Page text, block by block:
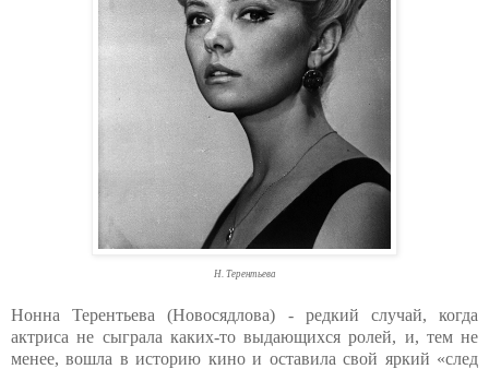
Н. Терентьева
Нонна Терентьева (Новосядлова) - редкий случай, когда
актриса не сыграла каких-то выдающихся ролей, и, тем не
менее, вошла в историю кино и оставила свой яркий «след